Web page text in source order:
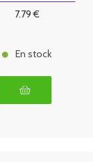
7.79€
En stock